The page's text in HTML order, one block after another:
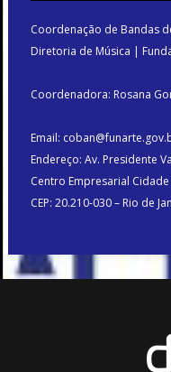
Coordenação de Bandas
Diretoria de Música |
Coordenadora: Rosana
Email:
Endereço: Av. Presidente
Centro Empresarial
CEP: 20.210-030 – Rio de